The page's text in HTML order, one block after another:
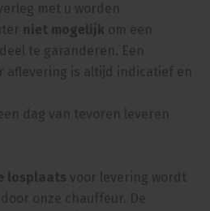
met u worden
niet mogelijk om een
te garanderen. Een
aflevering is altijd indicatief en
dag van tevoren leveren
losplaats voor levering wordt
onze chauffeur. De